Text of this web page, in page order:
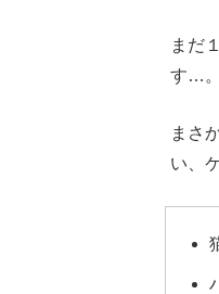
まだ
す…。
まさ
い、